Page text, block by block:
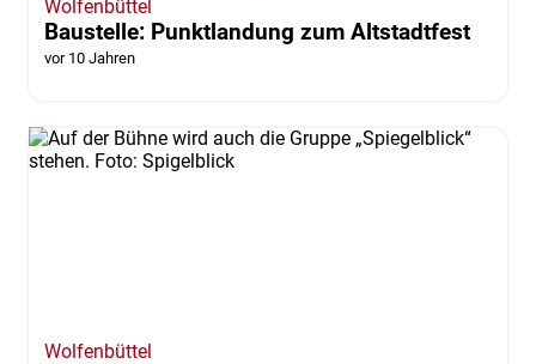
Wolfenbüttel
Baustelle: Punktlandung zum Altstadtfest
vor 10 Jahren
Wolfenbüttel